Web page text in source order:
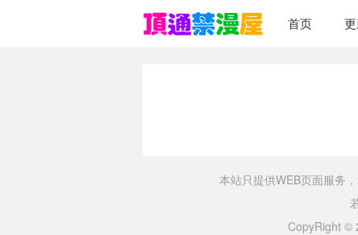
首页
本站只提供WEB页面服务
CopyRight ©